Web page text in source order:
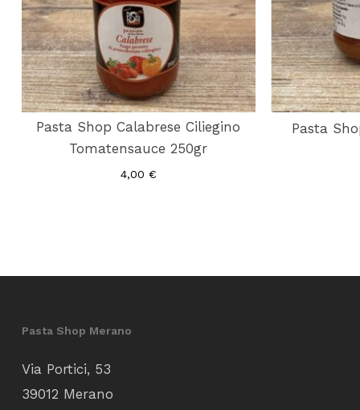
Pasta Shop Calabrese Ciliegino
Tomatensauce 250gr
4,00 €
Pasta
Pasta Shop Merano
Via Portici, 53
39012 Merano